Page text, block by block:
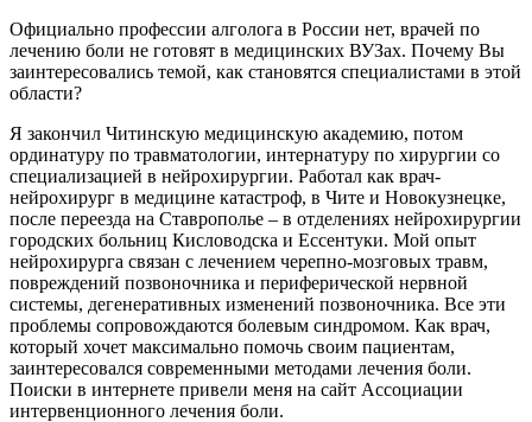
Официально профессии алголога в России нет, врачей по
лечению боли не готовят в медицинских ВУЗах. Почему Вы
заинтересовались темой, как становятся специалистами в этой
области?
Я закончил Читинскую медицинскую академию, потом
ординатуру по травматологии, интернатуру по хирургии со
специализацией в нейрохирургии. Работал как врач-
нейрохирург в медицине катастроф, в Чите и Новокузнецке,
после переезда на Ставрополье – в отделениях нейрохирургии
городских больниц Кисловодска и Ессентуки. Мой опыт
нейрохирурга связан с лечением черепно-мозговых травм,
повреждений позвоночника и периферической нервной
системы, дегенеративных изменений позвоночника. Все эти
проблемы сопровождаются болевым синдромом. Как врач,
который хочет максимально помочь своим пациентам,
заинтересовался современными методами лечения боли.
Поиски в интернете привели меня на сайт Ассоциации
интервенционного лечения боли.